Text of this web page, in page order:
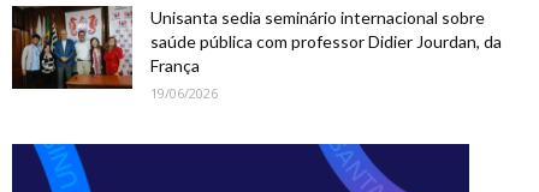
Unisanta sedia seminário internacional sobre
saúde pública com professor Didier Jourdan, da
França
19/06/2026